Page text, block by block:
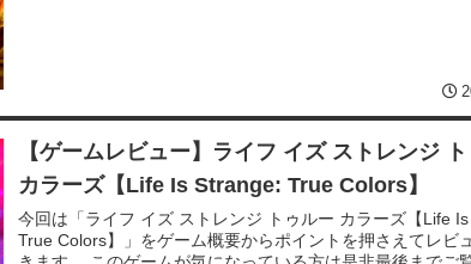
【ゲームレビュー】ライフ イズ ストレンジ
カラーズ【Life Is Strange: True Colors】
今回は「ライフ イズ ストレンジ トゥルー カラーズ【Life
True Colors】」をゲーム概要からポイントを押さえてレビ